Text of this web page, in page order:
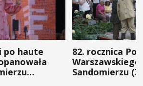
po haute
82. rocznica
Warszawskiego
Sandomierzu